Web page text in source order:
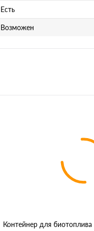
Есть
Возможен
Контейнер для